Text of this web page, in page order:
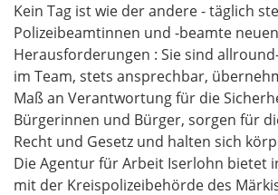
Kein Tag ist wie der andere - täglich
Polizeibeamtinnen und -beamte neuen
Herausforderungen : Sie sind
im Team, stets ansprechbar,
Maß an Verantwortung für die
Bürgerinnen und Bürger, sorgen für
Recht und Gesetz und halten sich
Die Agentur für Arbeit Iserlohn bietet
mit der Kreispolizeibehörde des